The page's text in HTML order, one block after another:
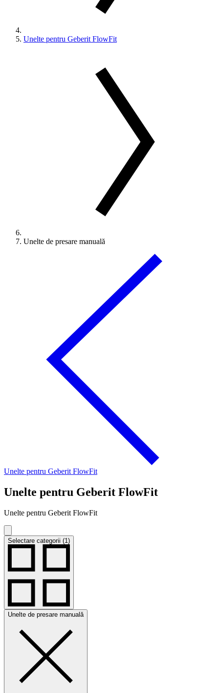
Unelte pentru Geberit FlowFit
Unelte de presare manuală
Unelte pentru Geberit FlowFit
Unelte pentru Geberit FlowFit
Unelte pentru Geberit FlowFit
Selectare categorii (1)
Unelte de presare manuală